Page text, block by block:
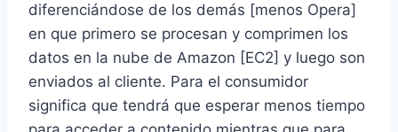
diferenciándose de los demás [menos Opera]
en que primero se procesan y comprimen los
datos en la nube de Amazon [EC2] y luego son
enviados al cliente. Para el consumidor
significa que tendrá que esperar menos tiempo